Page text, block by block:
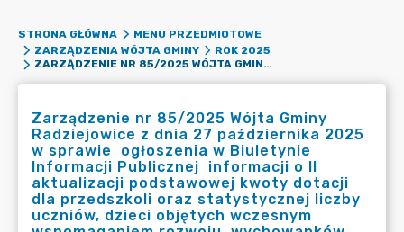
STRONA GŁÓWNA
MENU PRZEDMIOTOWE
ZARZĄDZENIA WÓJTA GMINY
ROK 2025
ZARZĄDZENIE NR 85/2025 WÓJTA GMINY RADZIEJOWICE Z DNIA 27 PAŹDZIERNIKA 2025 W SPRAWIE OGŁOSZENIA W BIULETYNIE INFORMACJI PUBLICZNEJ INFORMACJI O II AKTUALIZACJI PODSTAWOWEJ KWOTY DOTACJI DLA PRZEDSZKOLI ORAZ STATYSTYCZNEJ LICZBY UCZNIÓW, DZIECI OBJĘTYCH WCZESNYM WSPOMAGANIEM ROZWOJU, WYCHOWANKÓW LUB UCZESTNIKÓW ZAJĘĆ REWALIDACYJNO-WYCHOWAWCZYCH NA ROK 2025.
Zarządzenie nr 85/2025 Wójta Gminy
Radziejowice z dnia 27 października 2025
w sprawie ogłoszenia w Biuletynie
Informacji Publicznej informacji o II
aktualizacji podstawowej kwoty dotacji
dla przedszkoli oraz statystycznej liczby
uczniów, dzieci objętych wczesnym